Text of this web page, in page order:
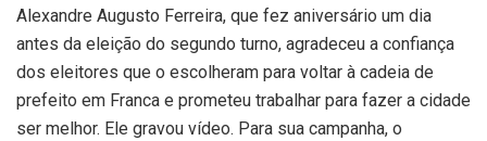
Alexandre Augusto Ferreira, que fez aniversário um dia
antes da eleição do segundo turno, agradeceu a confiança
dos eleitores que o escolheram para voltar à cadeia de
prefeito em Franca e prometeu trabalhar para fazer a cidade
ser melhor. Ele gravou vídeo. Para sua campanha, o